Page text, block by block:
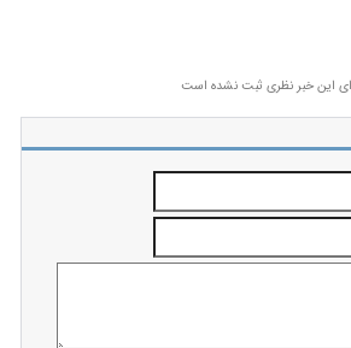
این خبر نظری ثبت نشده است